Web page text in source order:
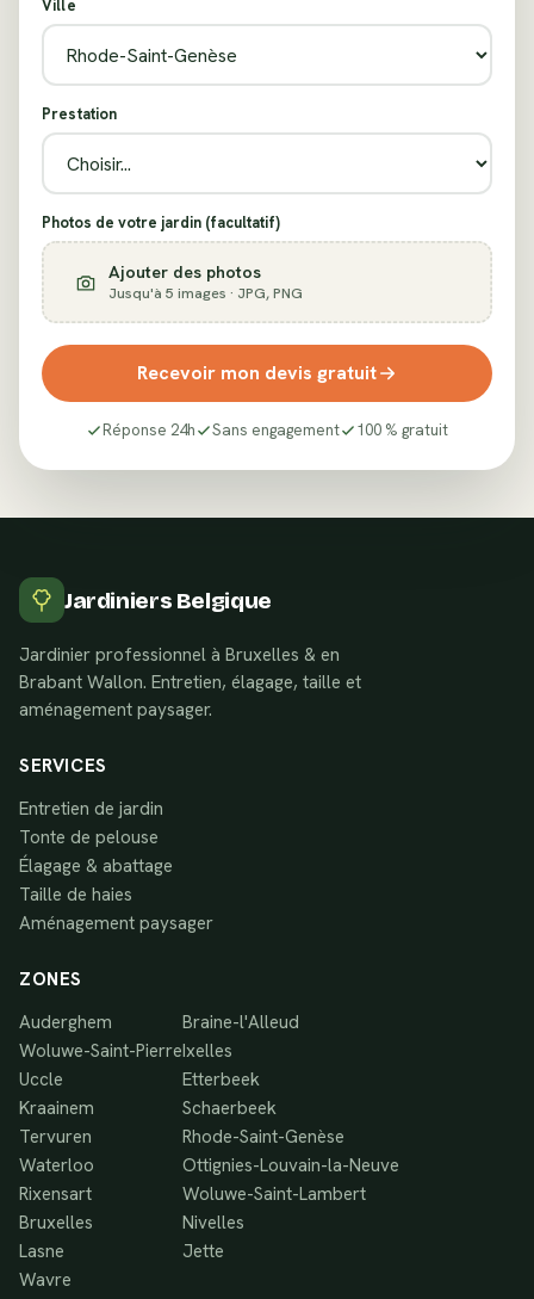
Ville
Prestation
Photos de votre jardin (facultatif)
Ajouter des photos
Jusqu'à 5 images · JPG, PNG
Recevoir mon devis gratuit
Réponse 24h Sans engagement 100 % gratuit
Jardiniers Belgique
Jardinier professionnel à Bruxelles & en
Brabant Wallon. Entretien, élagage, taille et
aménagement paysager.
SERVICES
Entretien de jardin
Tonte de pelouse
Élagage & abattage
Taille de haies
Aménagement paysager
ZONES
Auderghem
Woluwe-Saint-Pierre
Uccle
Kraainem
Tervuren
Waterloo
Rixensart
Bruxelles
Lasne
Wavre
Braine-l'Alleud
Ixelles
Etterbeek
Schaerbeek
Rhode-Saint-Genèse
Ottignies-Louvain-la-Neuve
Woluwe-Saint-Lambert
Nivelles
Jette